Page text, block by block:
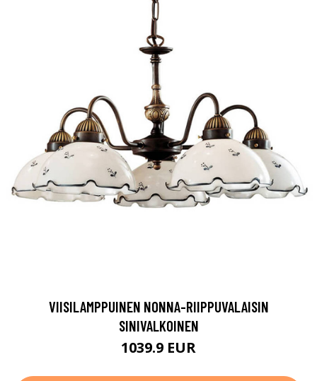
VIISILAMPPUINEN NONNA-RIIPPUVALAISIN
SINIVALKOINEN
1039.9 EUR